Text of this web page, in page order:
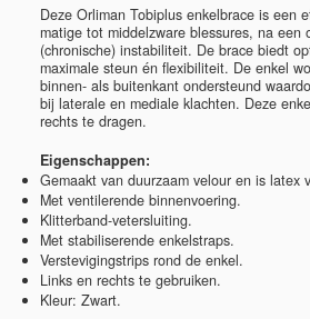
Deze Orliman Tobiplus enkelbrace is een
matige tot middelzware blessures, na een
(chronische) instabiliteit. De brace biedt
maximale steun én flexibiliteit. De enkel
binnen- als buitenkant ondersteund
bij laterale en mediale klachten. Deze
rechts te dragen.
Eigenschappen:
Gemaakt van duurzaam velour en is latex
Met ventilerende binnenvoering.
Klitterband-vetersluiting.
Met stabiliserende enkelstraps.
Verstevigingstrips rond de enkel.
Links en rechts te gebruiken.
Kleur: Zwart.